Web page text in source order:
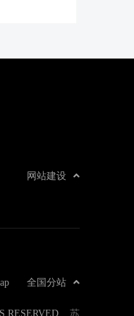
网站建设
全国分站
RESERVED. 苏